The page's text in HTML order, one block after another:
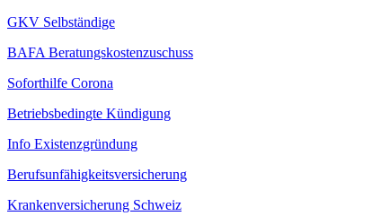
GKV Selbständige
BAFA Beratungskostenzuschuss
Soforthilfe Corona
Betriebsbedingte Kündigung
Info Existenzgründung
Berufsunfähigkeitsversicherung
Krankenversicherung Schweiz